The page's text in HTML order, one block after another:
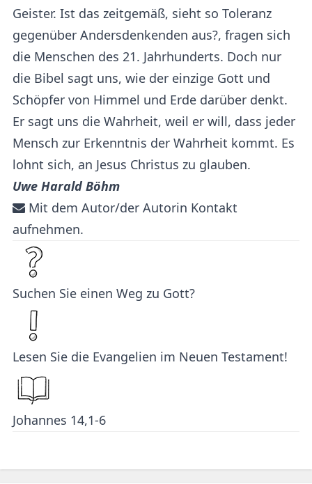
Geister. Ist das zeitgemäß, sieht so Toleranz
gegenüber Andersdenkenden aus?, fragen sich
die Menschen des 21. Jahrhunderts. Doch nur
die Bibel sagt uns, wie der einzige Gott und
Schöpfer von Himmel und Erde darüber denkt.
Er sagt uns die Wahrheit, weil er will, dass jeder
Mensch zur Erkenntnis der Wahrheit kommt. Es
lohnt sich, an Jesus Christus zu glauben.
Uwe Harald Böhm
Mit dem Autor/der Autorin Kontakt
aufnehmen.
Suchen Sie einen Weg zu Gott?
Lesen Sie die Evangelien im Neuen Testament!
Johannes 14,1-6